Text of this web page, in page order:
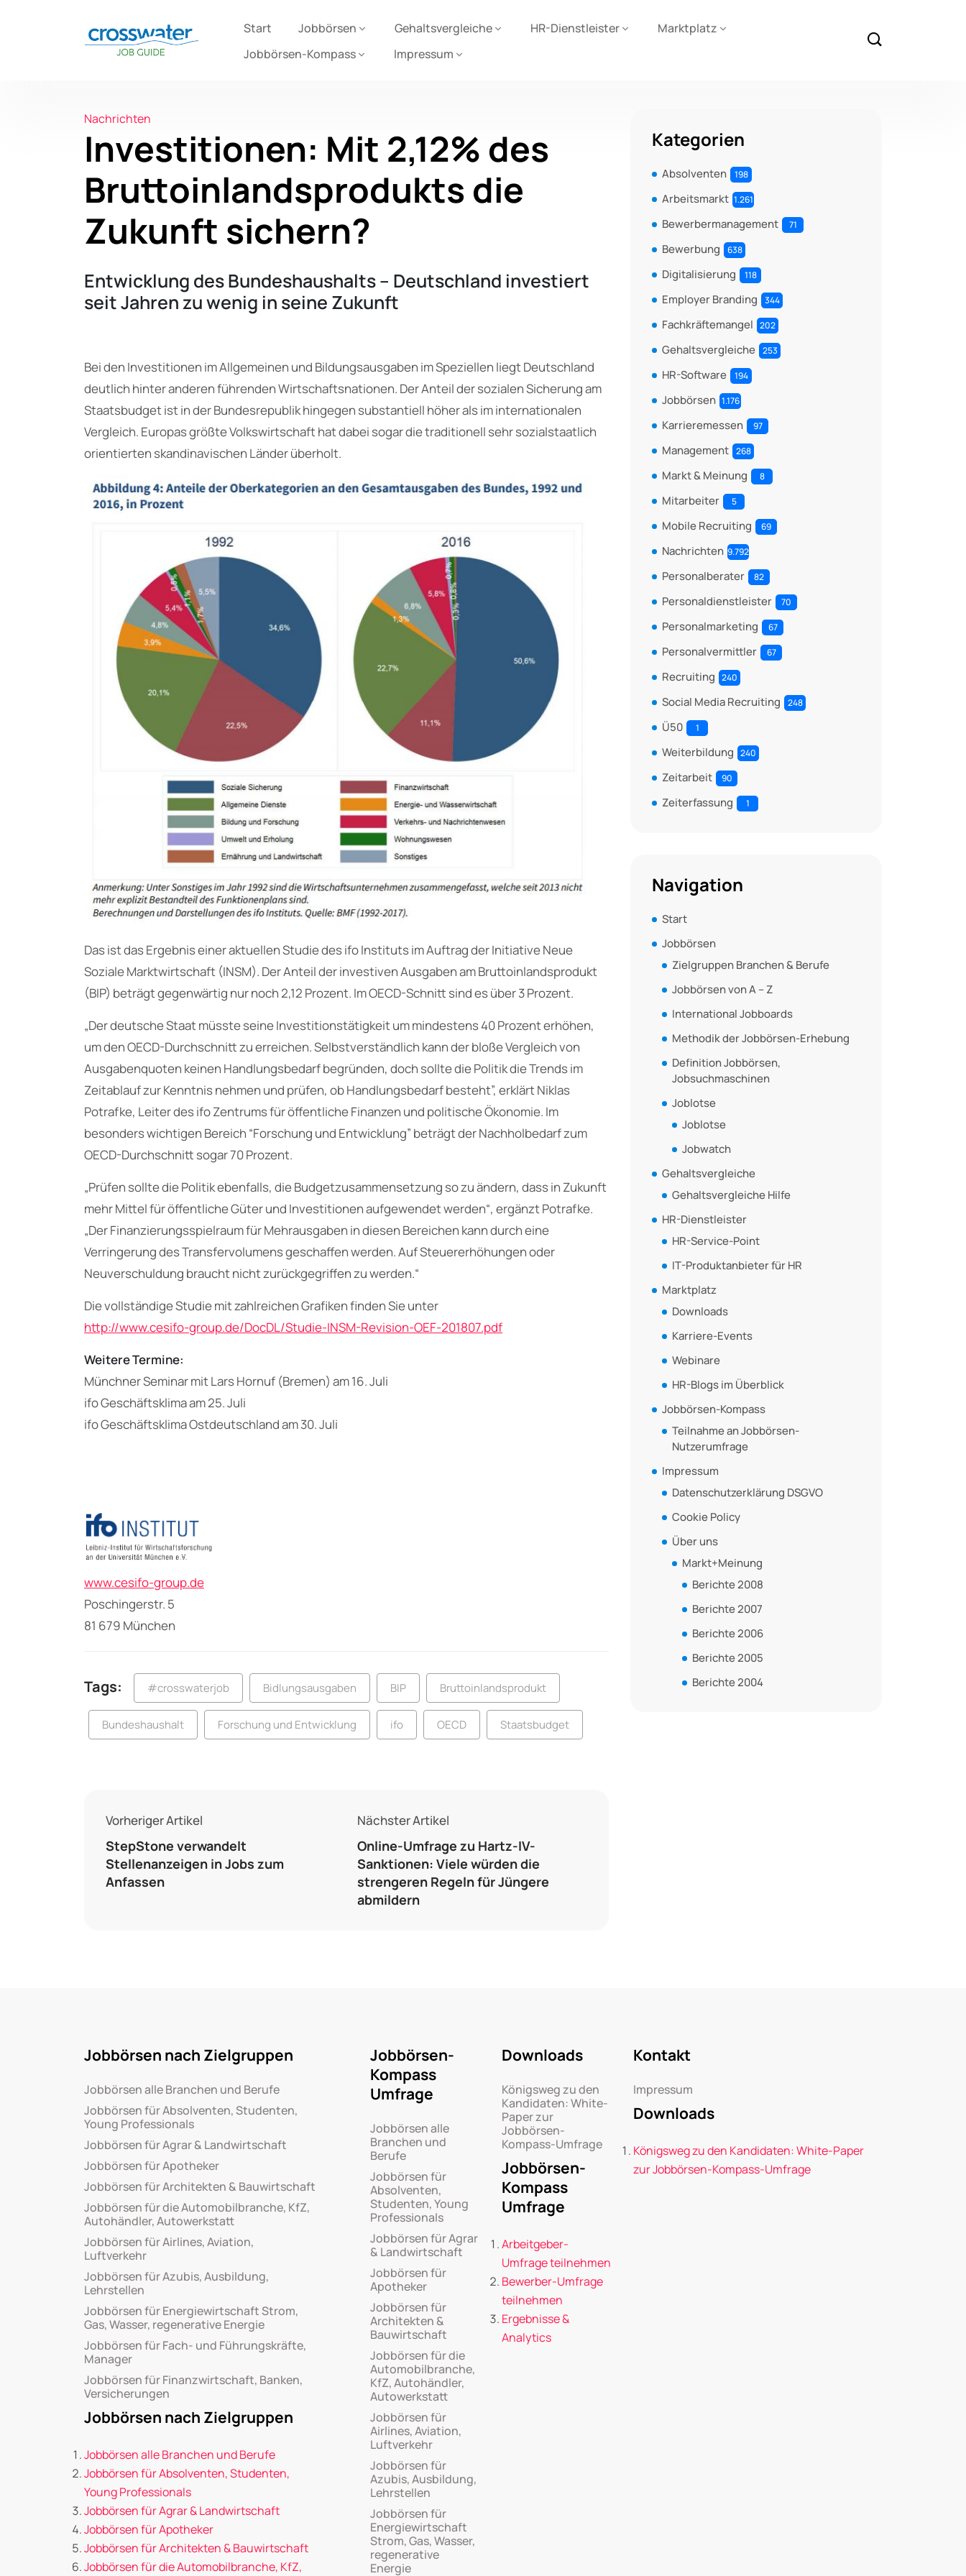
Start Jobbörsen Gehaltsvergleiche HR-Dienstleister
Marktplatz
Jobbörsen-Kompass
Impressum
Nachrichten
Investitionen: Mit 2,12% des
Bruttoinlandsprodukts die
Zukunft sichern?
Entwicklung des Bundeshaushalts – Deutschland investiert
seit Jahren zu wenig in seine Zukunft
Bei den Investitionen im Allgemeinen und Bildungsausgaben im Speziellen liegt Deutschland
deutlich hinter anderen führenden Wirtschaftsnationen. Der Anteil der sozialen Sicherung am
Staatsbudget ist in der Bundesrepublik hingegen substantiell höher als im internationalen
Vergleich. Europas größte Volkswirtschaft hat dabei sogar die traditionell sehr sozialstaatlich
orientierten skandinavischen Länder überholt.
Das ist das Ergebnis einer aktuellen Studie des ifo Instituts im Auftrag der Initiative Neue
Soziale Marktwirtschaft (INSM). Der Anteil der investiven Ausgaben am Bruttoinlandsprodukt
(BIP) beträgt gegenwärtig nur noch 2,12 Prozent. Im OECD-Schnitt sind es über 3 Prozent.
„Der deutsche Staat müsste seine Investitionstätigkeit um mindestens 40 Prozent erhöhen,
um den OECD-Durchschnitt zu erreichen. Selbstverständlich kann der bloße Vergleich von
Ausgabenquoten keinen Handlungsbedarf begründen, doch sollte die Politik die Trends im
Zeitablauf zur Kenntnis nehmen und prüfen, ob Handlungsbedarf besteht”, erklärt Niklas
Potrafke, Leiter des ifo Zentrums für öffentliche Finanzen und politische Ökonomie. Im
besonders wichtigen Bereich “Forschung und Entwicklung” beträgt der Nachholbedarf zum
OECD-Durchschnitt sogar 70 Prozent.
„Prüfen sollte die Politik ebenfalls, die Budgetzusammensetzung so zu ändern, dass in Zukunft
mehr Mittel für öffentliche Güter und Investitionen aufgewendet werden“, ergänzt Potrafke.
„Der Finanzierungsspielraum für Mehrausgaben in diesen Bereichen kann durch eine
Verringerung des Transfervolumens geschaffen werden. Auf Steuererhöhungen oder
Neuverschuldung braucht nicht zurückgegriffen zu werden.“
Die vollständige Studie mit zahlreichen Grafiken finden Sie unter
http://www.cesifo-group.de/DocDL/Studie-INSM-Revision-OEF-201807.pdf
Weitere Termine:
Münchner Seminar mit Lars Hornuf (Bremen) am 16. Juli
ifo Geschäftsklima am 25. Juli
ifo Geschäftsklima Ostdeutschland am 30. Juli
www.cesifo-group.de
Poschingerstr. 5
81 679 München
Tags: #crosswaterjob Bidlungsausgaben BIP Bruttoinlandsprodukt
Bundeshaushalt Forschung und Entwicklung ifo OECD Staatsbudget
Vorheriger Artikel
StepStone verwandelt
Stellenanzeigen in Jobs zum
Anfassen
Nächster Artikel
Online-Umfrage zu Hartz-IV-
Sanktionen: Viele würden die
strengeren Regeln für Jüngere
abmildern
Kategorien
Absolventen 198
Arbeitsmarkt 1.261
Bewerbermanagement 71
Bewerbung 638
Digitalisierung 118
Employer Branding 344
Fachkräftemangel 202
Gehaltsvergleiche 253
HR-Software 194
Jobbörsen 1.176
Karrieremessen 97
Management 268
Markt & Meinung 8
Mitarbeiter 5
Mobile Recruiting 69
Nachrichten 9.792
Personalberater 82
Personaldienstleister 70
Personalmarketing 67
Personalvermittler 67
Recruiting 240
Social Media Recruiting 248
Ü50 1
Weiterbildung 240
Zeitarbeit 90
Zeiterfassung 1
Navigation
Start
Jobbörsen
Zielgruppen Branchen & Berufe
Jobbörsen von A – Z
International Jobboards
Methodik der Jobbörsen-Erhebung
Definition Jobbörsen,
Jobsuchmaschinen
Joblotse
Joblotse
Jobwatch
Gehaltsvergleiche
Gehaltsvergleiche Hilfe
HR-Dienstleister
HR-Service-Point
IT-Produktanbieter für HR
Marktplatz
Downloads
Karriere-Events
Webinare
HR-Blogs im Überblick
Jobbörsen-Kompass
Teilnahme an Jobbörsen-
Nutzerumfrage
Impressum
Datenschutzerklärung DSGVO
Cookie Policy
Über uns
Markt+Meinung
Berichte 2008
Berichte 2007
Berichte 2006
Berichte 2005
Berichte 2004
Jobbörsen nach Zielgruppen
Jobbörsen alle Branchen und Berufe
Jobbörsen für Absolventen, Studenten,
Young Professionals
Jobbörsen für Agrar & Landwirtschaft
Jobbörsen für Apotheker
Jobbörsen für Architekten & Bauwirtschaft
Jobbörsen für die Automobilbranche, KfZ,
Autohändler, Autowerkstatt
Jobbörsen für Airlines, Aviation,
Luftverkehr
Jobbörsen für Azubis, Ausbildung,
Lehrstellen
Jobbörsen für Energiewirtschaft Strom,
Gas, Wasser, regenerative Energie
Jobbörsen für Fach- und Führungskräfte,
Manager
Jobbörsen für Finanzwirtschaft, Banken,
Versicherungen
Jobbörsen nach Zielgruppen
Jobbörsen alle Branchen und Berufe
Jobbörsen für Absolventen, Studenten,
Young Professionals
Jobbörsen für Agrar & Landwirtschaft
Jobbörsen für Apotheker
Jobbörsen für Architekten & Bauwirtschaft
Jobbörsen für die Automobilbranche, KfZ,
Jobbörsen-
Kompass
Umfrage
Jobbörsen alle
Branchen und
Berufe
Jobbörsen für
Absolventen,
Studenten, Young
Professionals
Jobbörsen für Agrar
& Landwirtschaft
Jobbörsen für
Apotheker
Jobbörsen für
Architekten &
Bauwirtschaft
Jobbörsen für die
Automobilbranche,
KfZ, Autohändler,
Autowerkstatt
Jobbörsen für
Airlines, Aviation,
Luftverkehr
Jobbörsen für
Azubis, Ausbildung,
Lehrstellen
Jobbörsen für
Energiewirtschaft
Strom, Gas, Wasser,
regenerative
Energie
Downloads
Königsweg zu den
Kandidaten: White-
Paper zur
Jobbörsen-
Kompass-Umfrage
Jobbörsen-
Kompass
Umfrage
Arbeitgeber-
Umfrage teilnehmen
Bewerber-Umfrage
teilnehmen
Ergebnisse &
Analytics
Kontakt
Impressum
Downloads
Königsweg zu den Kandidaten: White-Paper
zur Jobbörsen-Kompass-Umfrage